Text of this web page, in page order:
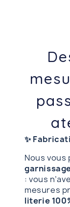
✨
Nous vous
: vous
mesures
literie